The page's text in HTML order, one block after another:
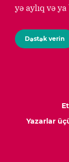
yə aylıq və
Dəstək verin
Yazarlar